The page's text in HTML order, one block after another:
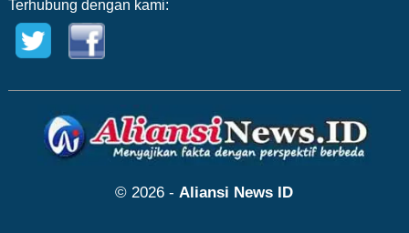
Terhubung dengan kami:
© 2026 - Aliansi News ID